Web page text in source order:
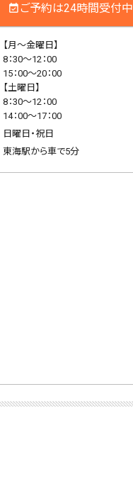
event_available ご予約は24時間受付中
【月～金曜日】
8：30～12：00
15：00～20：00
【土曜日】
8：30～12：00
14：00～17：00
日曜日・祝日
東海駅から車で5分